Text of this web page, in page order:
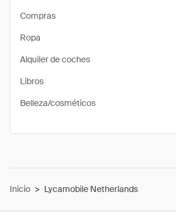
Compras
Ropa
Alquiler de coches
Libros
Belleza/cosméticos
Inicio > Lycamobile Netherlands